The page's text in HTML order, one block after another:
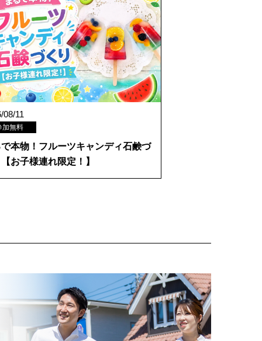
08/11
加無料
本物！フルーツキャンディ石鹸づ
お子様連れ限定！】